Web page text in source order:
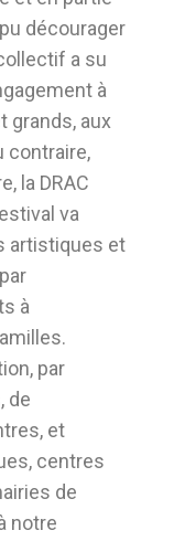
décourager
a su
à
grands, aux
contraire,
la DRAC
va
artistiques et
à
par
de
et
centres
de
notre